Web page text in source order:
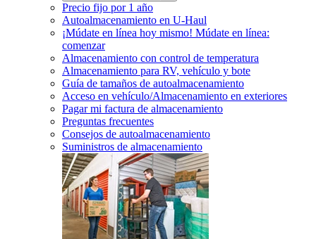
Precio fijo por 1 año
Autoalmacenamiento en U-Haul
¡Múdate en línea hoy mismo! Múdate en línea:
comenzar
Almacenamiento con control de temperatura
Almacenamiento para RV, vehículo y bote
Guía de tamaños de autoalmacenamiento
Acceso en vehículo/Almacenamiento en exteriores
Pagar mi factura de almacenamiento
Preguntas frecuentes
Consejos de autoalmacenamiento
Suministros de almacenamiento